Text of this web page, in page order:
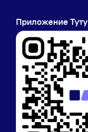
Приложение Туту